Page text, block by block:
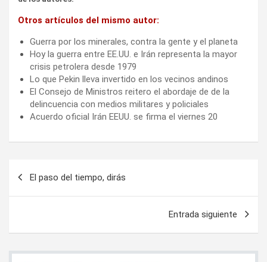
Otros artículos del mismo autor:
Guerra por los minerales, contra la gente y el planeta
Hoy la guerra entre EE.UU. e Irán representa la mayor
crisis petrolera desde 1979
Lo que Pekin lleva invertido en los vecinos andinos
El Consejo de Ministros reitero el abordaje de de la
delincuencia con medios militares y policiales
Acuerdo oficial Irán EEUU. se firma el viernes 20
El paso del tiempo, dirás
Entrada siguiente